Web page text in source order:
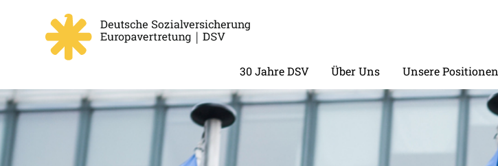
30 Jahre DSV Über Uns Unsere Positionen